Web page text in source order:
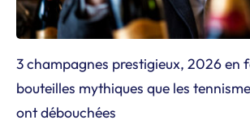
3 champagnes prestigieux, 2026 en
bouteilles mythiques que les
ont débouchées